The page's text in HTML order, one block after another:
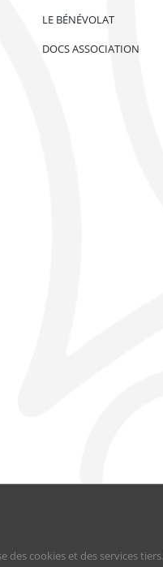
LE BÉNÉVOLAT
DOCS ASSOCIATION
des cookies et des services